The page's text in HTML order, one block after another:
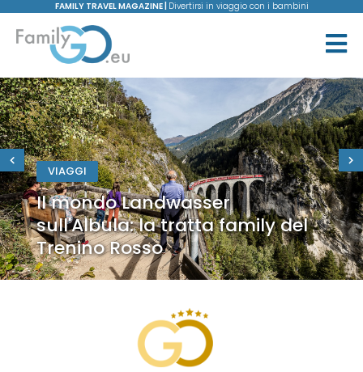
FAMILY TRAVEL MAGAZINE | Divertirsi in viaggio con i bambini
VIAGGI
Il mondo Landwasser
sull'Albula: la tratta family del
Trenino Rosso